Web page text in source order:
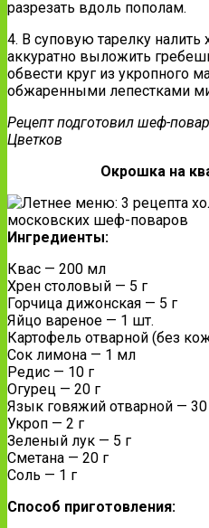
разрезать вдоль пополам.
4. В суповую тарелку
аккуратно выложить
обвести круг из укропного
обжаренными лепестками
Рецепт подготовил шеф-
Цветков
Окрошка на
Ингредиенты:
Квас — 200 мл
Хрен столовый — 5 г
Горчица дижонская — 5 г
Яйцо вареное — 1 шт.
Картофель отварной (без
Сок лимона — 1 мл
Редис — 10 г
Огурец — 20 г
Язык говяжий отварной — 30
Укроп — 2 г
Зеленый лук — 5 г
Сметана — 20 г
Соль — 1 г
Способ приготовления: